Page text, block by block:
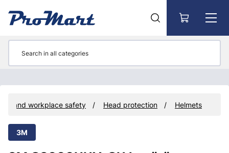
and workplace safety Head protection Helmets
3M